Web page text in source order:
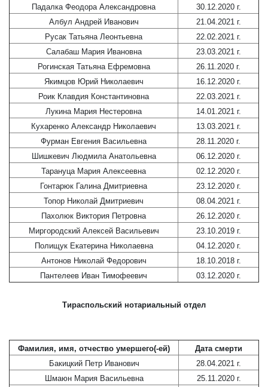
Падалка Феодора Александровна
30.12.2020 г.
Албул Андрей Иванович
21.04.2021 г.
Русак Татьяна Леонтьевна
22.02.2021 г.
Салабаш Мария Ивановна
23.03.2021 г.
Рогинская Татьяна Ефремовна
26.11.2020 г.
Якимцов Юрий Николаевич
16.12.2020 г.
Роик Клавдия Константиновна
22.03.2021 г.
Лукина Мария Нестеровна
14.01.2021 г.
Кухаренко Александр Николаевич
13.03.2021 г.
Фурман Евгения Васильевна
28.11.2020 г.
Шишкевич Людмила Анатольевна
06.12.2020 г.
Тарануца Мария Алексеевна
02.12.2020 г.
Гонтарюк Галина Дмитриевна
23.12.2020 г.
Топор Николай Дмитриевич
08.04.2021 г.
Пахолюк Виктория Петровна
26.12.2020 г.
Миргородский Алексей Васильевич
23.10.2019 г.
Полищук Екатерина Николаевна
04.12.2020 г.
Антонов Николай Федорович
18.10.2018 г.
Пантелеев Иван Тимофеевич
03.12.2020 г.
Тираспольский нотариальный отдел
Фамилия, имя, отчество умершего(-ей)
Дата смерти
Бакицкий Петр Иванович
28.04.2021 г.
Шмаюн Мария Васильевна
25.11.2020 г.